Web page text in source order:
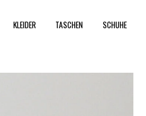
KLEIDER TASCHEN SCHUHE